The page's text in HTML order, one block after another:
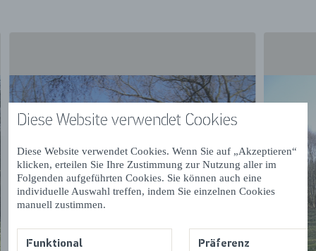
Diese Website verwendet Cookies
Diese Website verwendet Cookies. Wenn Sie auf „Akzeptieren“
klicken, erteilen Sie Ihre Zustimmung zur Nutzung aller im
Folgenden aufgeführten Cookies. Sie können auch eine
individuelle Auswahl treffen, indem Sie einzelnen Cookies
manuell zustimmen.
Funktional Präferenz